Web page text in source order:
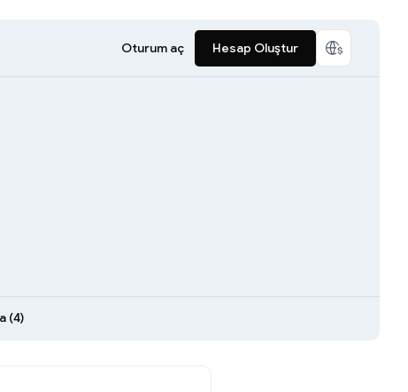
Oturum aç Hesap Oluştur
(4)